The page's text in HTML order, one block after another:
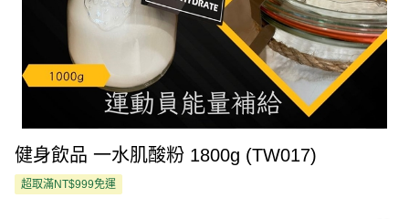
健身飲品 一水肌酸粉 1800g (TW017)
超取滿NT$999免運